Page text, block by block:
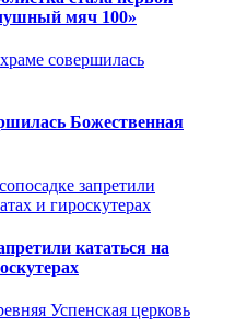
мяч 100»
Божественная
кататься на